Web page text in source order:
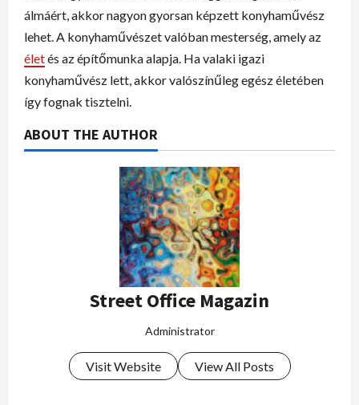
álmáért, akkor nagyon gyorsan képzett konyhaművész
lehet. A konyhaművészet valóban mesterség, amely az
életés az építőmunka alapja. Ha valaki igazi
konyhaművész lett, akkor valószínűleg egész életében
így fognak tisztelni.
ABOUT THE AUTHOR
Street Office Magazin
Administrator
Visit Website View All Posts